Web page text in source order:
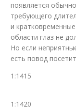
появляется
требующего
и
области глаз не
Но если
есть повод
1:1415
1:1420